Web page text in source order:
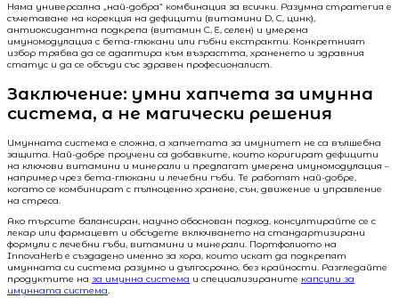
Няма универсална „най-добра“ комбинация за всички. Разумна стратегия е
съчетаване на корекция на дефицити (витамини D, C, цинк),
антиоксидантна подкрепа (витамин C, E, селен) и умерена
имуномодулация с бета-глюкани или гъбни екстракти. Конкретният
избор трябва да се адаптира към възрастта, храненето и здравния
статус и да се обсъди със здравен професионалист.
Заключение: умни хапчета за имунна
система, а не магически решения
Имунната система е сложна, а хапчетата за имунитет не са вълшебна
защита. Най-добре проучени са добавките, които коригират дефицити
на ключови витамини и минерали и предлагат умерена имуномодулация –
например чрез бета-глюкани и лечебни гъби. Те работят най-добре,
когато се комбинират с пълноценно хранене, сън, движение и управление
на стреса.
Ако търсите балансиран, научно обоснован подход, консултирайте се с
лекар или фармацевт и обсъдете включването на стандартизирани
формули с лечебни гъби, витамини и минерали. Портфолиото на
InnovaHerb е създадено именно за хора, които искат да подкрепят
имунната си система разумно и дългосрочно, без крайности. Разгледайте
продуктите на за имунна система и специализираните капсули за
имунната система.